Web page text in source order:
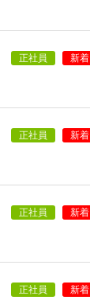
正社員 新着
正社員 新着
正社員 新着
正社員 新着